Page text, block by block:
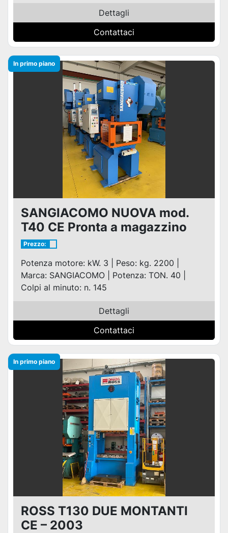
Dettagli
Contattaci
In primo piano
SANGIACOMO NUOVA mod.
T40 CE Pronta a magazzino
Prezzo:
Potenza motore: kW. 3 | Peso: kg. 2200 |
Marca: SANGIACOMO | Potenza: TON. 40 |
Colpi al minuto: n. 145
Dettagli
Contattaci
In primo piano
ROSS T130 DUE MONTANTI
CE – 2003